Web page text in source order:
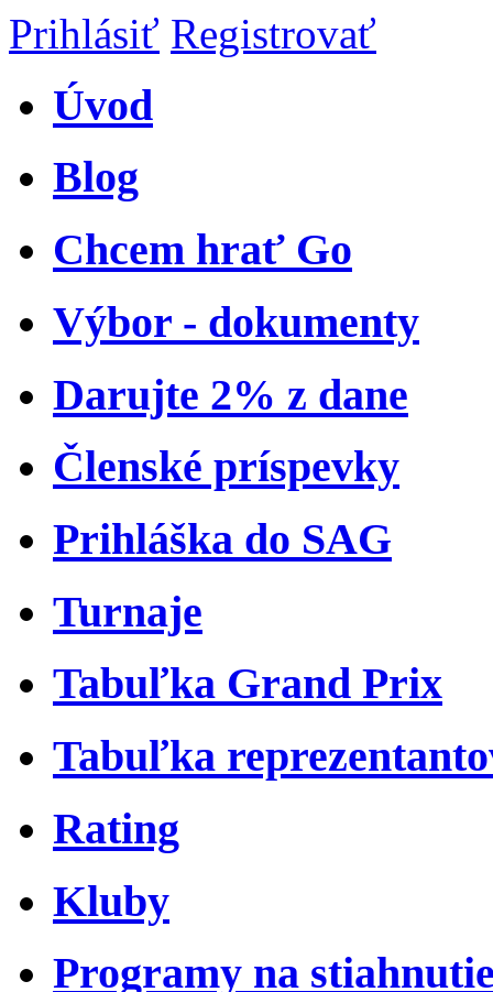
Prihlásiť Registrovať
Úvod
Blog
Chcem hrať Go
Výbor - dokumenty
Darujte 2% z dane
Členské príspevky
Prihláška do SAG
Turnaje
Tabuľka Grand Prix
Tabuľka
Rating
Kluby
Programy na